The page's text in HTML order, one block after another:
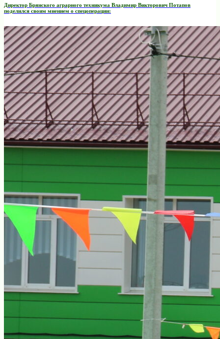
Директор Брянского аграрного техникума Владимир Викторович Потапов
поделился своим мнением о спецоперации: